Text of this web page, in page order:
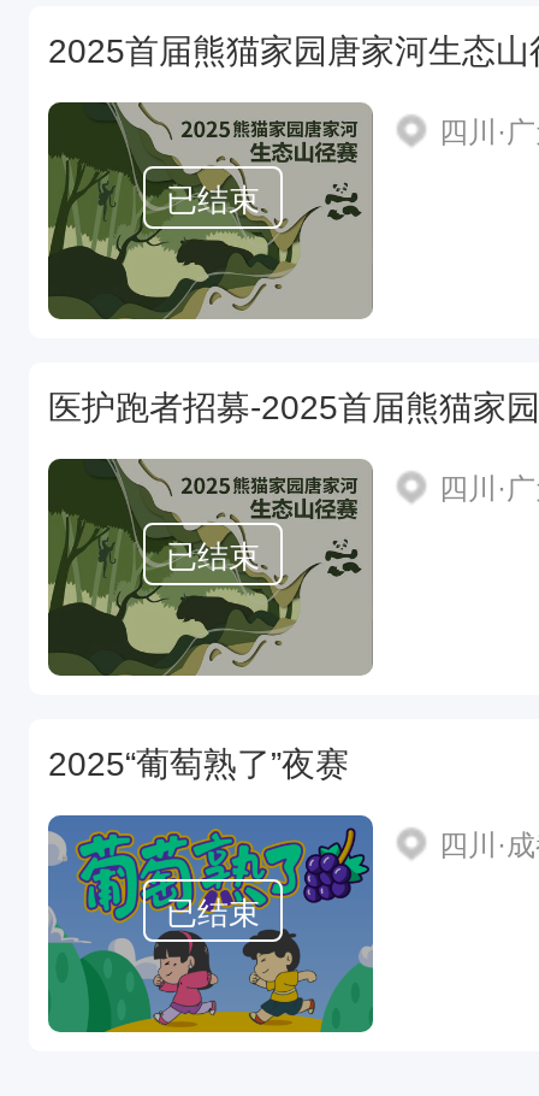
2025首届熊猫家园唐家河生态山
已结束
四川·
医护跑者招募-2025首届熊猫家
已结束
四川·
2025“葡萄熟了”夜赛
已结束
四川·